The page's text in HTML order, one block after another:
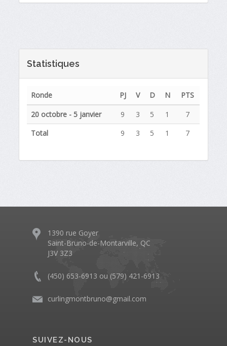
Statistiques
Ronde PJ V D N
PTS
20 octobre - 5 janvier
9 3 5 1
7
Total
9 3 5 1 7
1390 rue Goyer
Saint-Bruno-de-Montarville, QC
J3V 3Z3
(450) 653-6913 ou (579) 421-6913
curlingmontbruno@gmail.com
SUIVEZ-NOUS